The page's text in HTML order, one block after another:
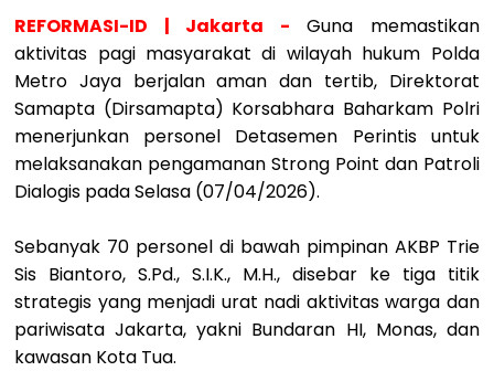
REFORMASI-ID | Jakarta - Guna memastikan
aktivitas pagi masyarakat di wilayah hukum Polda
Metro Jaya berjalan aman dan tertib, Direktorat
Samapta (Dirsamapta) Korsabhara Baharkam Polri
menerjunkan personel Detasemen Perintis untuk
melaksanakan pengamanan Strong Point dan Patroli
Dialogis pada Selasa (07/04/2026).
Sebanyak 70 personel di bawah pimpinan AKBP Trie
Sis Biantoro, S.Pd., S.I.K., M.H., disebar ke tiga titik
strategis yang menjadi urat nadi aktivitas warga dan
pariwisata Jakarta, yakni Bundaran HI, Monas, dan
kawasan Kota Tua.